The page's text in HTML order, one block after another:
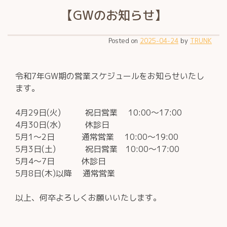
【GWのお知らせ】
Posted on 2025-04-24 by TRUNK
令和7年GW期の営業スケジュールをお知らせいたし
ます。
4月29日(火) 祝日営業 10:00～17:00
4月30日(水) 休診日
5月1～2日 通常営業 10:00～19:00
5月3日(土) 祝日営業 10:00～17:00
5月4～7日 休診日
5月8日(木)以降 通常営業
以上、何卒よろしくお願いいたします。